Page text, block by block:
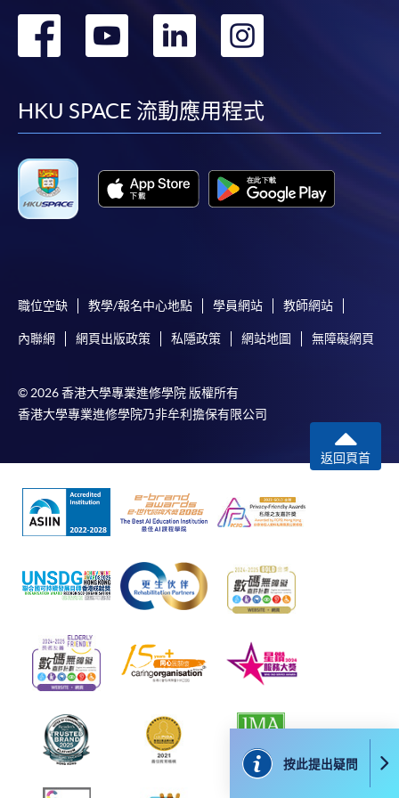
親身報名/郵遞
凡以「先到先得」為取錄方式的課程，請填妥
費以及所需證明文件呈交。
[下載報名表SF26]
表格後，請連同報名費/學費以及所需證明文件親
往報名中心或以郵遞方式遞交。
報讀同一學歷頒授課程內其他單元
​學院為學歷頒授課程特設「註冊及學費通知」，適
課程負責人會為學員送上「註冊及學費通知」
(「通知」)，請填妥有關「通知」，並親往報名中
有關繳費詳情，請參閱付款方法
。如對報名程序有任
何疑問，請詳閱個別課程資料，或聯絡有關課程負責
人或報名中心。
課程/科目報名注意事項:
選用網上報名服務必須在已接駁互聯網及支援
JavaScript程式瀏覽器的電腦上進行。建議選用
Google Chrome瀏覽器。
申請人不應閒置申請超過10分鐘。否則，申請人
按此提出疑問
折
轉
facebook
轉
youtube
轉
linkedin
HKU SPACE 流動應用程式
職位空缺 教學/報名中心地點 學員網站 教師網站
內聯網 網頁出版政策 私隱政策 網站地圖 無障礙網頁
© 2026 香港大學專業進修學院 版權所有
香港大學專業進修學院乃非牟利擔保有限公司
返回頁首